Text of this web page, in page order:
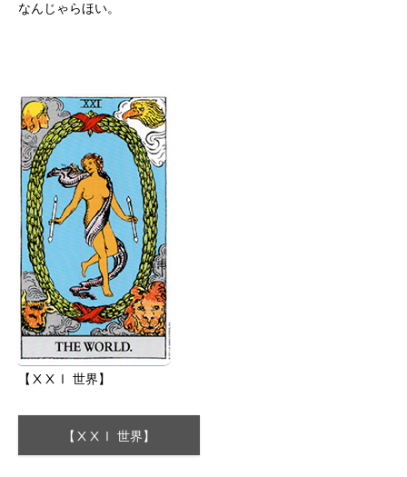
なんじゃらほい。
【ⅩⅩⅠ 世界】
【ⅩⅩⅠ 世界】